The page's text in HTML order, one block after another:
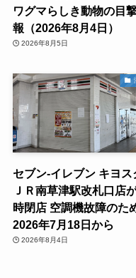
ワグマらしき動物の目
報（2026年8月4日）
2026年8月5日
セブン-イレブン キヨス
ＪＲ南草津駅改札口店
時閉店 空調機故障のた
2026年7月18日から
2026年8月4日